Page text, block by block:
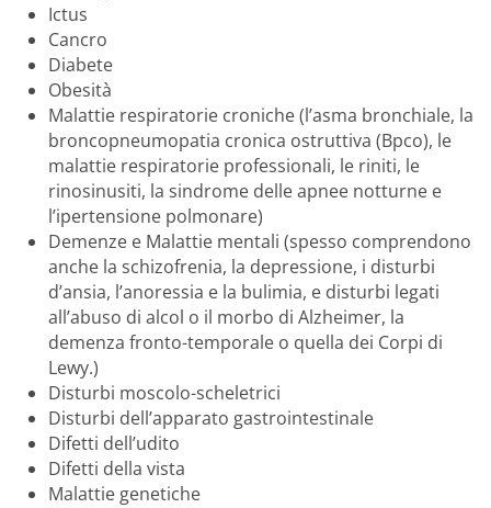
Ictus
Cancro
Diabete
Obesità
Malattie respiratorie croniche (l’asma bronchiale, la
broncopneumopatia cronica ostruttiva (Bpco), le
malattie respiratorie professionali, le riniti, le
rinosinusiti, la sindrome delle apnee notturne e
l’ipertensione polmonare)
Demenze e Malattie mentali (spesso comprendono
anche la schizofrenia, la depressione, i disturbi
d’ansia, l’anoressia e la bulimia, e disturbi legati
all’abuso di alcol o il morbo di Alzheimer, la
demenza fronto-temporale o quella dei Corpi di
Lewy.)
Disturbi moscolo-scheletrici
Disturbi dell’apparato gastrointestinale
Difetti dell’udito
Difetti della vista
Malattie genetiche